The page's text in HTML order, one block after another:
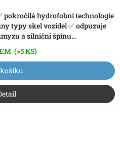
hydrofobní technologie
typy skel vozidel ✅ odpuzuje
a silniční špínu...
(>5 KS)